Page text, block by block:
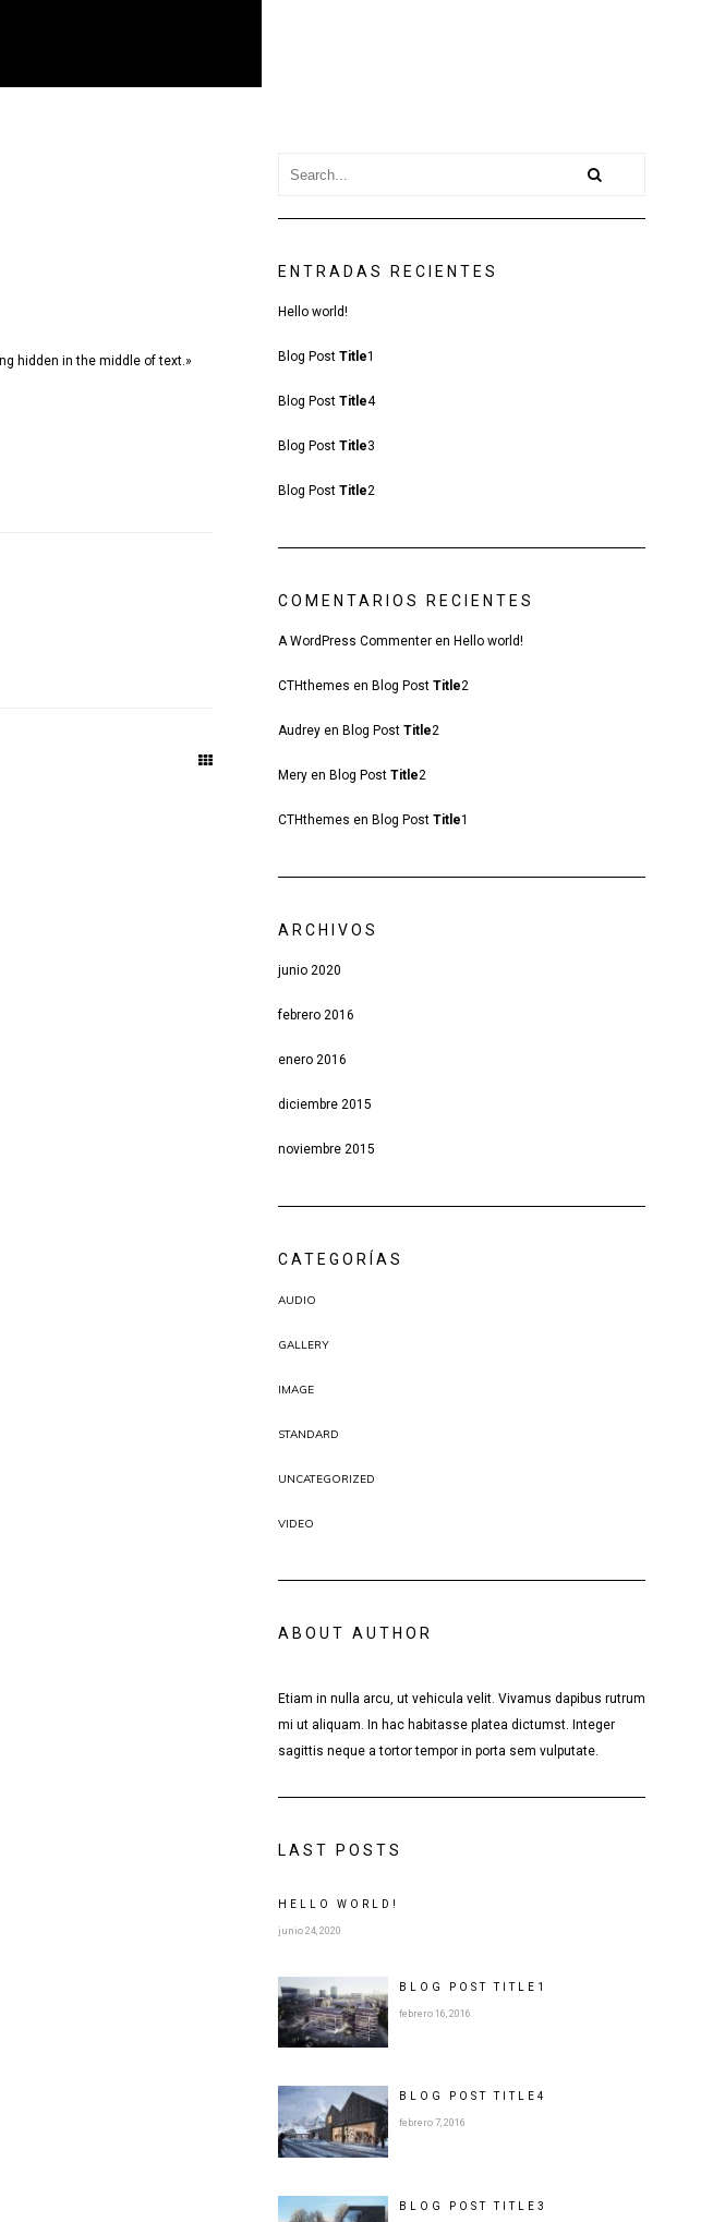
hidden in the middle of text.»
ENTRADAS RECIENTES
Hello world!
Blog Post Title1
Blog Post Title4
Blog Post Title3
Blog Post Title2
COMENTARIOS RECIENTES
A WordPress Commenteren Hello world!
CTHthemes en Blog Post Title2
Audreyen Blog Post Title2
Meryen Blog Post Title2
CTHthemes en Blog Post Title1
ARCHIVOS
junio 2020
febrero 2016
enero 2016
diciembre 2015
noviembre 2015
CATEGORÍAS
AUDIO
GALLERY
IMAGE
STANDARD
UNCATEGORIZED
VIDEO
ABOUT AUTHOR
Etiam in nulla arcu, ut vehicula velit. Vivamus dapibus rutrum
mi ut aliquam. In hac habitasse platea dictumst. Integer
sagittis neque a tortor tempor in porta sem vulputate.
LAST POSTS
HELLO WORLD!
junio 24, 2020
BLOG POSTTITLE 1
febrero 16, 2016
BLOG POSTTITLE4
febrero 7, 2016
BLOG POSTTITLE3